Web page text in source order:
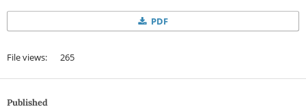
PDF
File views: 265
Published